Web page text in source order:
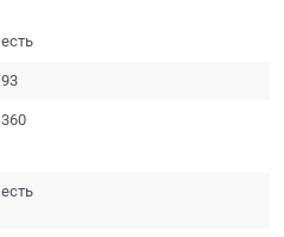
есть
93
360
есть